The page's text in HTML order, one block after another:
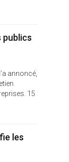
publics
annoncé,
15
les